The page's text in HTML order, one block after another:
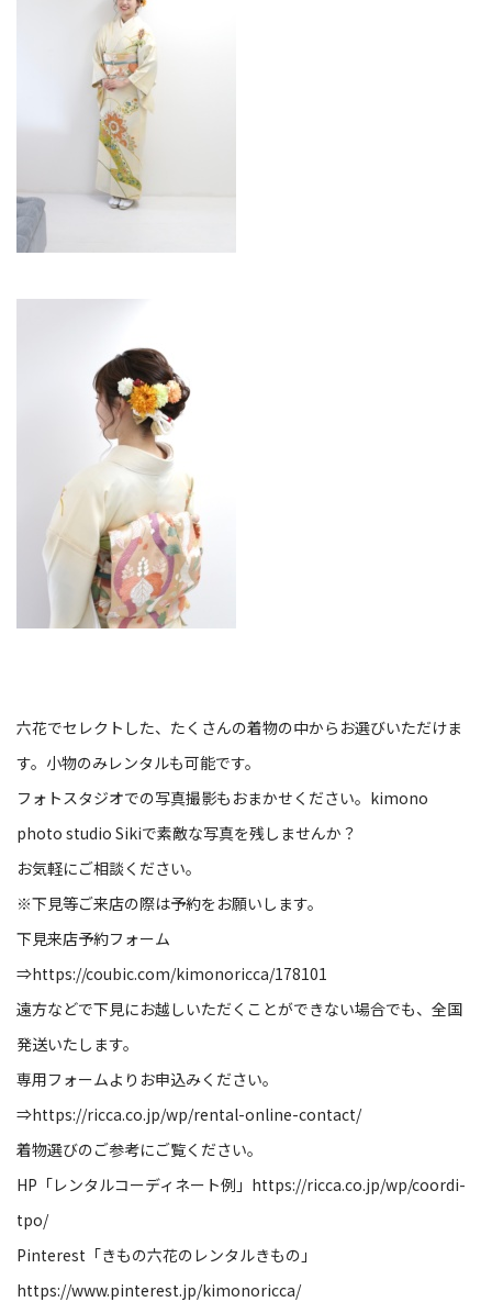
六花でセレクトした、たくさんの着物の中からお選びいただけま
す。小物のみレンタルも可能です。
フォトスタジオでの写真撮影もおまかせください。 kimono
photo studio Sikiで素敵な写真を残しませんか？
お気軽にご相談ください。
※下見等ご来店の際は予約をお願いします。
下見来店予約フォーム
⇒https://coubic.com/kimonoricca/178101
遠方などで下見にお越しいただくことができない場合でも、全国
発送いたします。
専用フォームよりお申込みください。
⇒https://ricca.co.jp/wp/rental-online-contact/
着物選びのご参考にご覧ください。
HP 「レンタルコーディネート例」 https://ricca.co.jp/wp/coordi-
tpo/
Pinterest 「きもの六花のレンタルきもの」
https://www.pinterest.jp/kimonoricca/